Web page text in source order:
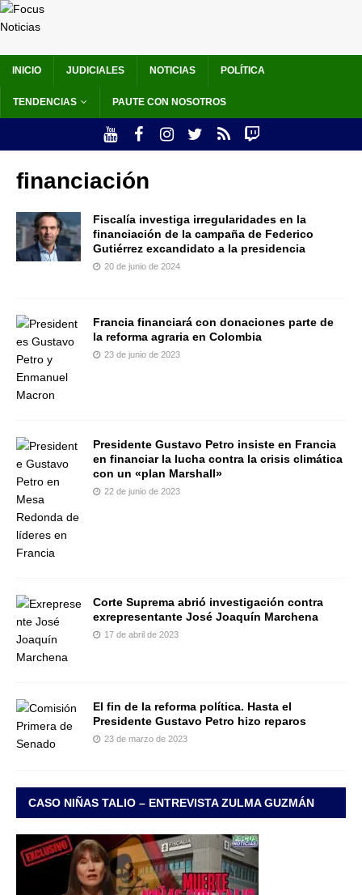
INICIO JUDICIALES NOTICIAS POLÍTICA
TENDENCIAS PAUTE CON NOSOTROS
financiación
Fiscalía investiga irregularidades en la
financiación de la campaña de Federico
Gutiérrez excandidato a la presidencia
20 de junio de 2024
Francia financiará con donaciones parte de
la reforma agraria en Colombia
23 de junio de 2023
Presidente Gustavo Petro insiste en Francia
en financiar la lucha contra la crisis climática
con un «plan Marshall»
22 de junio de 2023
Corte Suprema abrió investigación contra
exrepresentante José Joaquín Marchena
17 de abril de 2023
El fin de la reforma política. Hasta el
Presidente Gustavo Petro hizo reparos
23 de marzo de 2023
CASO NIÑAS TALIO – ENTREVISTA ZULMA GUZMÁN